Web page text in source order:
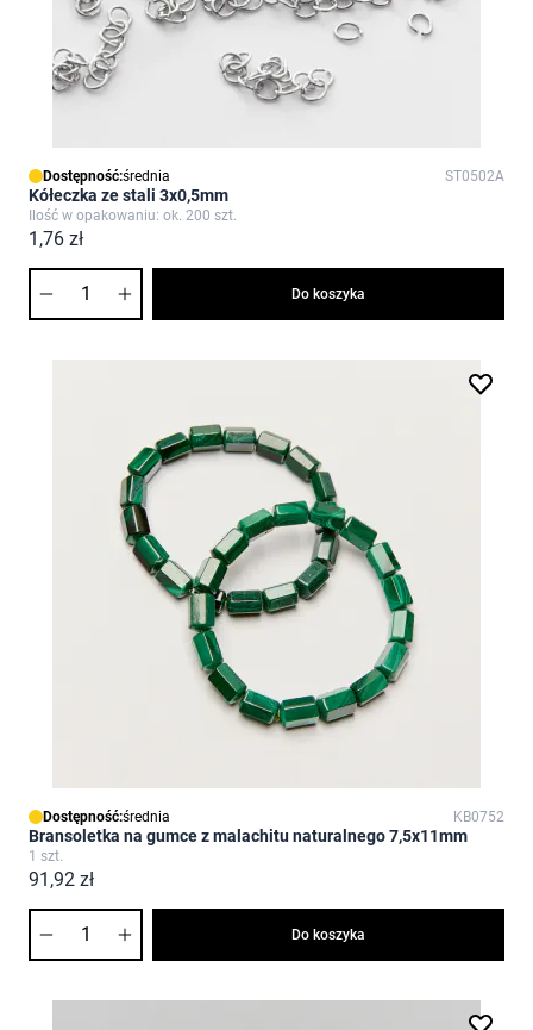
Dostępność:średnia ST0502A
Kółeczka ze stali 3x0,5mm
Ilość w opakowaniu: ok. 200 szt.
1,76 zł
Do koszyka
Dostępność:średnia KB0752
Bransoletka na gumce z malachitu naturalnego 7,5x11mm
1 szt.
91,92 zł
Do koszyka